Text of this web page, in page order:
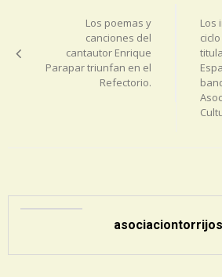
Los poemas y
canciones del
cantautor Enrique
Parapar triunfan en el
Refectorio.
Los